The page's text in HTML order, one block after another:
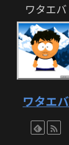
ワタエバ
ワタエバ